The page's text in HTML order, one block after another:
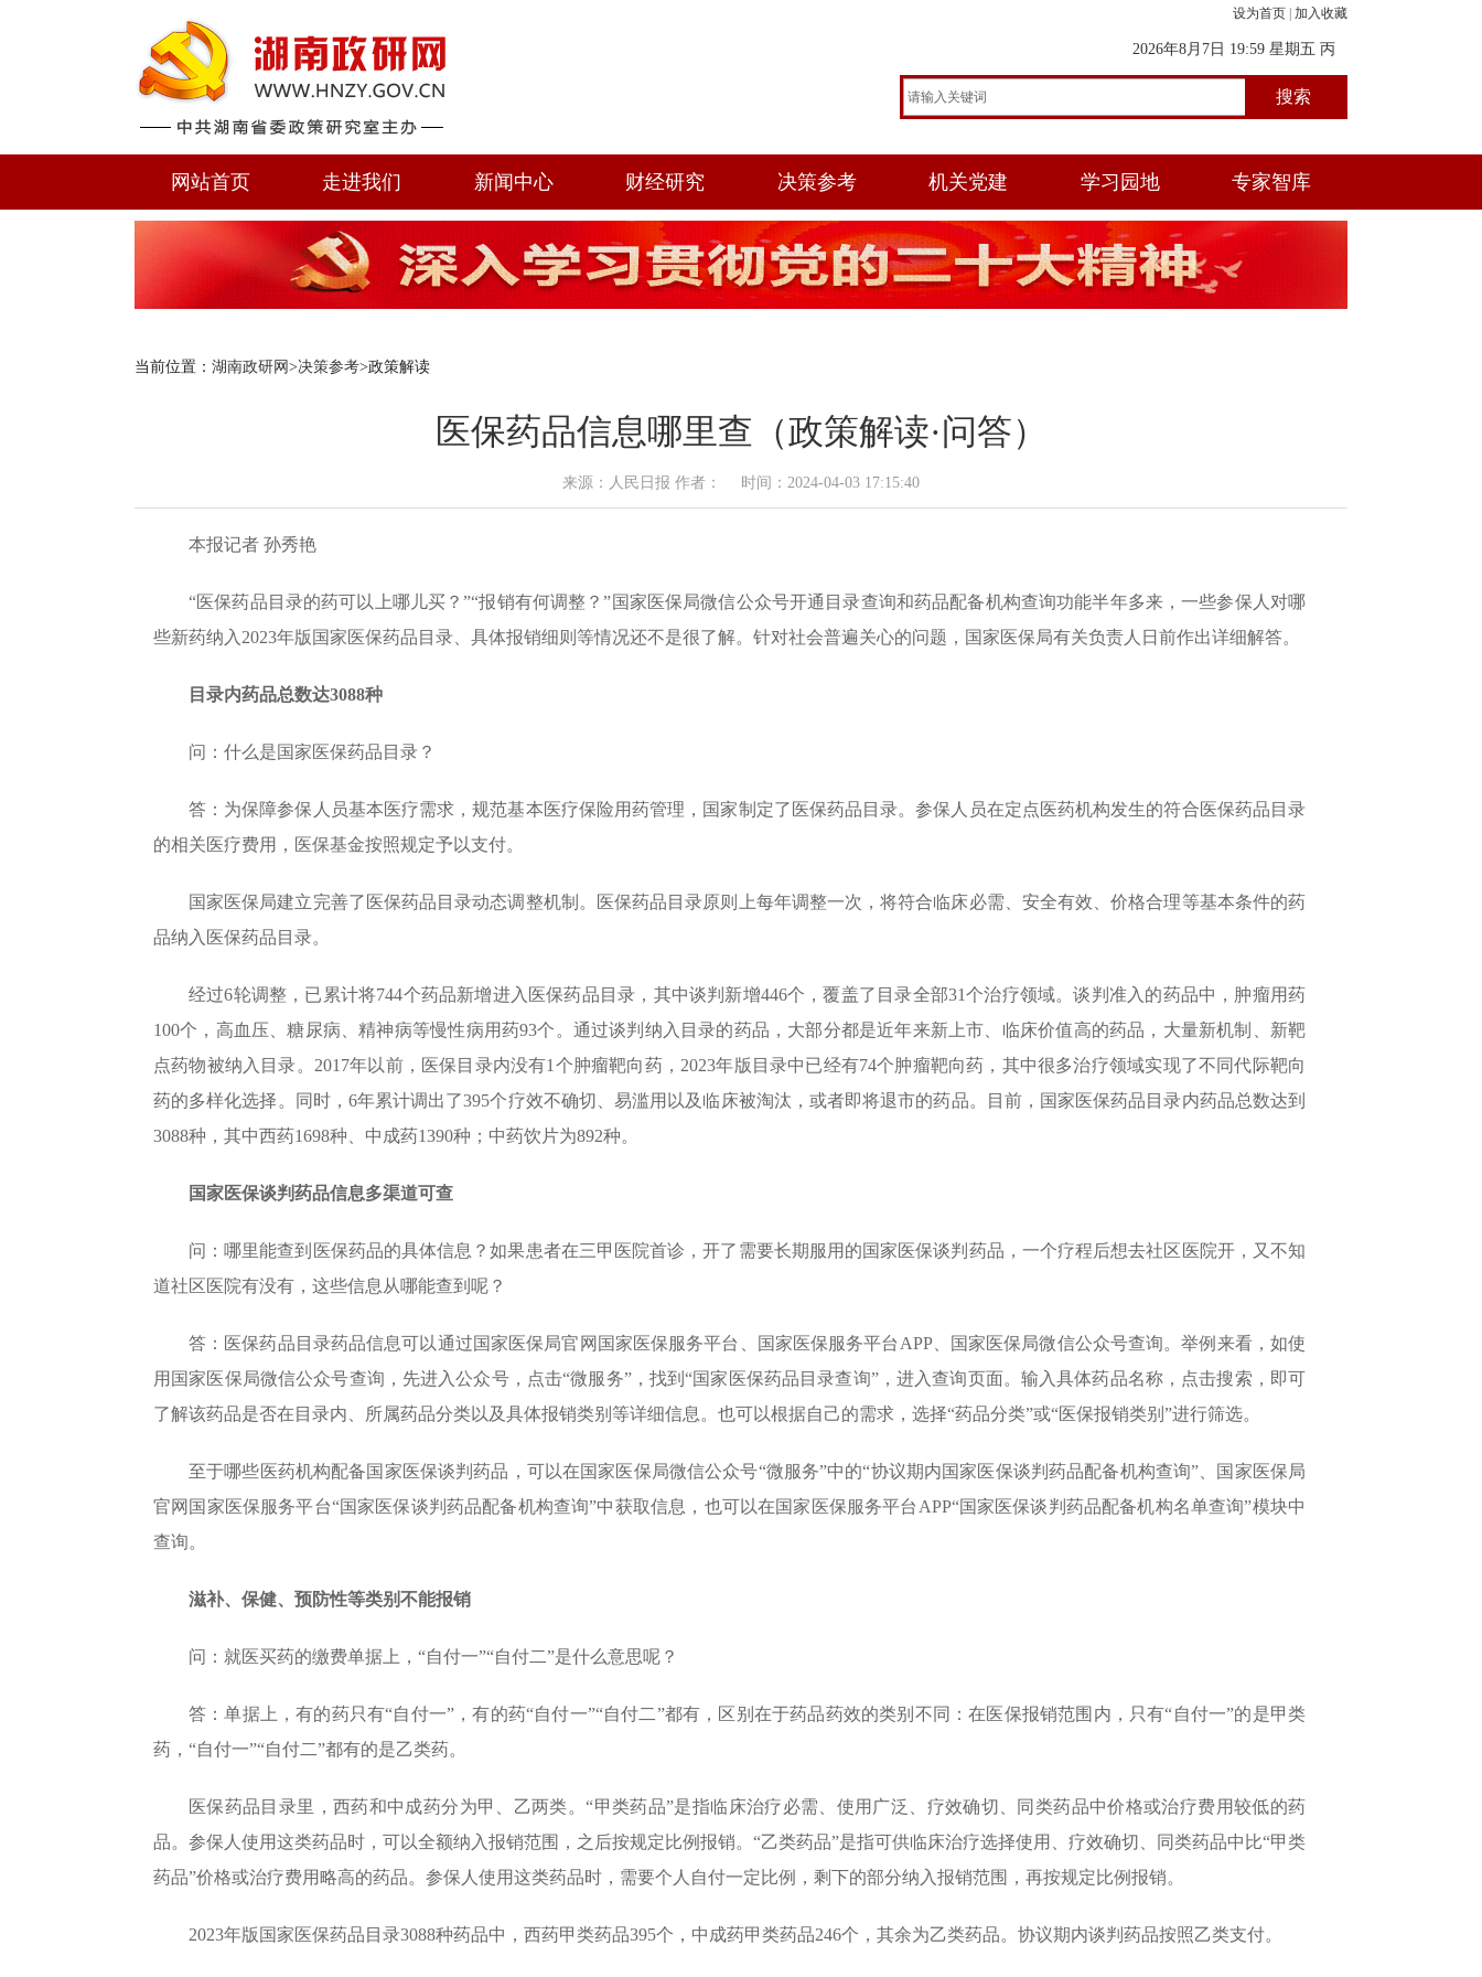
设为首页 加入收藏
2026年8月7日 19:59 星期五 丙
午年(马) 五月初二 戌时
网站首页 走进我们 新闻中心 财经研究 决策参考 机关党建 学习园地 专家智库
当前位置： 湖南政研网 >决策参考>政策解读
医保药品信息哪里查（政策解读·问答）
来源：人民日报 作者： 时间：2024-04-03 17:15:40
本报记者 孙秀艳
“医保药品目录的药可以上哪儿买？”“报销有何调整？”国家医保局微信公众号开通目录查询和药品配备机构查询功能半年多来，一些参保人对哪
些新药纳入2023年版国家医保药品目录、具体报销细则等情况还不是很了解。针对社会普遍关心的问题，国家医保局有关负责人日前作出详细解答。
目录内药品总数达3088种
问：什么是国家医保药品目录？
答：为保障参保人员基本医疗需求，规范基本医疗保险用药管理，国家制定了医保药品目录。参保人员在定点医药机构发生的符合医保药品目录
的相关医疗费用，医保基金按照规定予以支付。
国家医保局建立完善了医保药品目录动态调整机制。医保药品目录原则上每年调整一次，将符合临床必需、安全有效、价格合理等基本条件的药
品纳入医保药品目录。
经过6轮调整，已累计将744个药品新增进入医保药品目录，其中谈判新增446个，覆盖了目录全部31个治疗领域。谈判准入的药品中，肿瘤用药
100个，高血压、糖尿病、精神病等慢性病用药93个。通过谈判纳入目录的药品，大部分都是近年来新上市、临床价值高的药品，大量新机制、新靶
点药物被纳入目录。2017年以前，医保目录内没有1个肿瘤靶向药，2023年版目录中已经有74个肿瘤靶向药，其中很多治疗领域实现了不同代际靶向
药的多样化选择。同时，6年累计调出了395个疗效不确切、易滥用以及临床被淘汰，或者即将退市的药品。目前，国家医保药品目录内药品总数达到
3088种，其中西药1698种、中成药1390种；中药饮片为892种。
国家医保谈判药品信息多渠道可查
问：哪里能查到医保药品的具体信息？如果患者在三甲医院首诊，开了需要长期服用的国家医保谈判药品，一个疗程后想去社区医院开，又不知
道社区医院有没有，这些信息从哪能查到呢？
答：医保药品目录药品信息可以通过国家医保局官网国家医保服务平台、国家医保服务平台APP、国家医保局微信公众号查询。举例来看，如使
用国家医保局微信公众号查询，先进入公众号，点击“微服务”，找到“国家医保药品目录查询”，进入查询页面。输入具体药品名称，点击搜索，即可
了解该药品是否在目录内、所属药品分类以及具体报销类别等详细信息。也可以根据自己的需求，选择“药品分类”或“医保报销类别”进行筛选。
至于哪些医药机构配备国家医保谈判药品，可以在国家医保局微信公众号“微服务”中的“协议期内国家医保谈判药品配备机构查询”、国家医保局
官网国家医保服务平台“国家医保谈判药品配备机构查询”中获取信息，也可以在国家医保服务平台APP“国家医保谈判药品配备机构名单查询”模块中
查询。
滋补、保健、预防性等类别不能报销
问：就医买药的缴费单据上，“自付一”“自付二”是什么意思呢？
答：单据上，有的药只有“自付一”，有的药“自付一”“自付二”都有，区别在于药品药效的类别不同：在医保报销范围内，只有“自付一”的是甲类
药，“自付一”“自付二”都有的是乙类药。
医保药品目录里，西药和中成药分为甲、乙两类。“甲类药品”是指临床治疗必需、使用广泛、疗效确切、同类药品中价格或治疗费用较低的药
品。参保人使用这类药品时，可以全额纳入报销范围，之后按规定比例报销。“乙类药品”是指可供临床治疗选择使用、疗效确切、同类药品中比“甲类
药品”价格或治疗费用略高的药品。参保人使用这类药品时，需要个人自付一定比例，剩下的部分纳入报销范围，再按规定比例报销。
2023年版国家医保药品目录3088种药品中，西药甲类药品395个，中成药甲类药品246个，其余为乙类药品。协议期内谈判药品按照乙类支付。